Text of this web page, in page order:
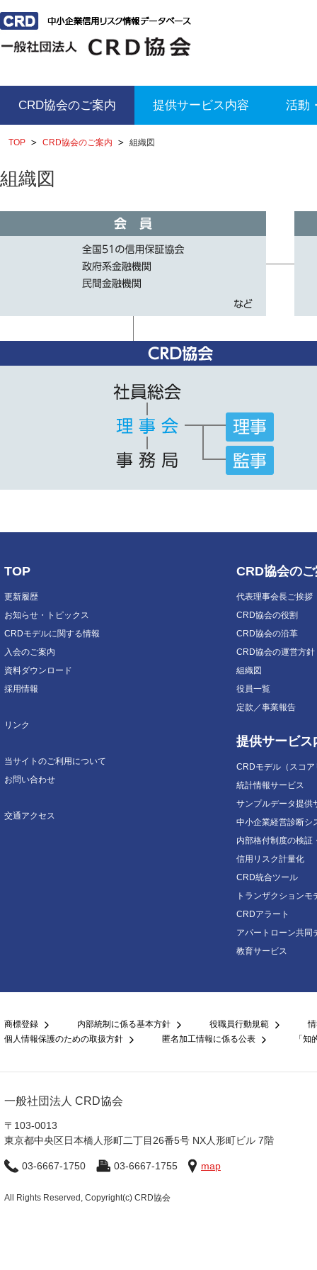
CRD協会のご案内 提供サービス内容 活動
TOP CRD協会のご案内 組織図
組織図
TOP
更新履歴
お知らせ・トピックス
CRDモデルに関する情報
入会のご案内
資料ダウンロード
採用情報
リンク
当サイトのご利用について
お問い合わせ
交通アクセス
CRD協会の
代表理事会長ご挨拶
CRD協会の役割
CRD協会の沿革
CRD協会の運営方針
組織図
役員一覧
定款／事業報告
提供サービス
CRDモデル（スコ
統計情報サービス
サンプルデータ提供
中小企業経営診断シ
内部格付制度の検証
信用リスク計量化
CRD統合ツール
トランザクションモ
CRDアラート
アパートローン共同
教育サービス
商標登録 内部統制に係る基本方針 役職員行動規範
個人情報保護のための取扱方針
匿名加工情報に係る公表 「
一般社団法人 CRD協会
〒103-0013
東京都中央区日本橋人形町二丁目26番5号 NX人形町ビル 7階
03-6667-1750 03-6667-1755 map
All Rights Reserved, Copyright(c) CRD協会